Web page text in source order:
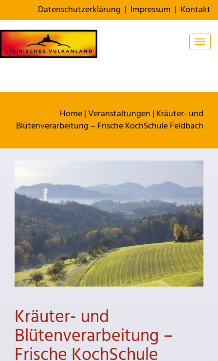
Datenschutzerklärung | Impressum | Kontakt
Home|Veranstaltungen | Kräuter- und
Blütenverarbeitung – Frische KochSchule Feldbach
Kräuter- und
Blütenverarbeitung –